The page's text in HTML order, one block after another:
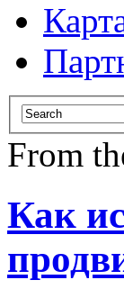
From
Как